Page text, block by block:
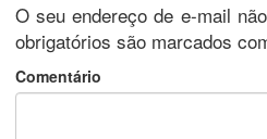
O seu endereço de e-mail
obrigatórios são marcados
Comentário